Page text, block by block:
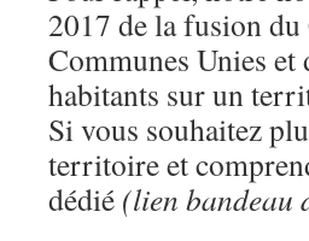
2017 de la fusion du
Communes Unies
habitants sur un
Si vous souhaitez
territoire et
dédié (lien bandeau